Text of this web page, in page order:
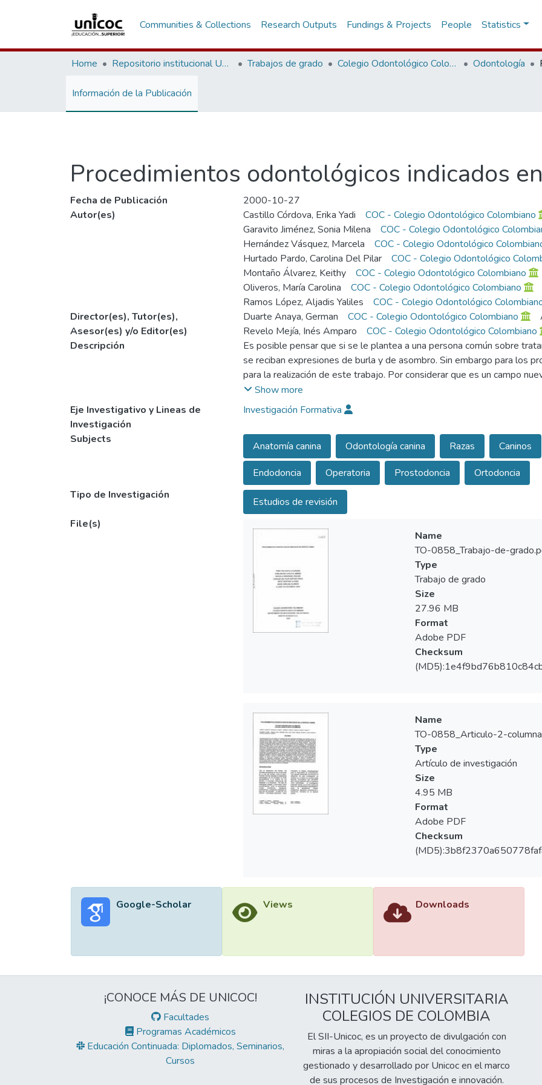
Communities & Collections Research Outputs Fundings & Projects People Statistics
Home Repositorio institucional Unicoc, RI-unicoc Trabajos de grado Colegio Odontológico Colombiano Odontología
Información de la Publicación
Procedimientos odontológicos indicados
Fecha de Publicación
2000-10-27
Autor(es)
Castillo Córdova, Erika Yadi
COC - Colegio Odontológico Colombiano
Garavito Jiménez, Sonia Milena
COC - Colegio Odontológico
Hernández Vásquez, Marcela
COC - Colegio Odontológico
Hurtado Pardo, Carolina Del Pilar
COC - Colegio Odontológico
Montaño Álvarez, Keithy
COC - Colegio Odontológico Colombiano
Oliveros, María Carolina
COC - Colegio Odontológico Colombiano
Ramos López, Aljadis Yaliles
COC - Colegio Odontológico
Director(es), Tutor(es),
Asesor(es) y/o Editor(es)
Duarte Anaya, German COC - Colegio Odontológico Colombiano
Revelo Mejía, Inés Amparo
COC - Colegio Odontológico Colombiano
Descripción
Es posible pensar que si se le plantea a una persona común sobre
se reciban expresiones de burla y de asombro. Sin embargo para los
para la realización de este trabajo. Por considerar que es un campo
no solo por los aportes que se pueden realizar a la especie misma sino
Como primera medida se investigó sobre anatomía general de la
es necesario decir, que debido a la diversidad de razas caninas solo se
En la segunda parte se revise la odontología canina, en la cual se
estomatognática que comprende la dentadura, en cuanto al número,
sostén e
identificación del sistema dental, como también los diferentes tipos de
reconocen los medicamentos utilizados para el tratamiento
administración de acuerdo al procedimiento a realizar.
Show more
Eje Investigativo y Lineas de
Investigación
Investigación Formativa
Subjects
Anatomía canina Odontología canina Razas Caninos
Endodoncia
Operatoria Prostodoncia
Ortodoncia
Tipo de Investigación
Estudios de revisión
File(s)
Name
TO-0858_Trabajo-de-
Type
Trabajo de grado
Size
27.96 MB
Format
Adobe PDF
Checksum
Name
TO-0858_Articulo-2-
Type
Artículo de investigación
Size
4.95 MB
Format
Adobe PDF
Checksum
Google-Scholar Views Downloads
¡CONOCE MÁS DE UNICOC!
Facultades
Programas Académicos
Educación Continuada: Diplomados, Seminarios,
Cursos
INSTITUCIÓN UNIVERSITARIA
COLEGIOS DE COLOMBIA
El SII-Unicoc, es un proyecto de divulgación con
miras a la apropiación social del conocimiento
gestionado y desarrollado por Unicoc en el marco
de sus procesos de Investigación e innovación.